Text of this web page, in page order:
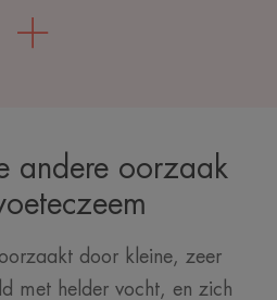
andere oorzaak
door kleine, zeer
met helder vocht, en zich